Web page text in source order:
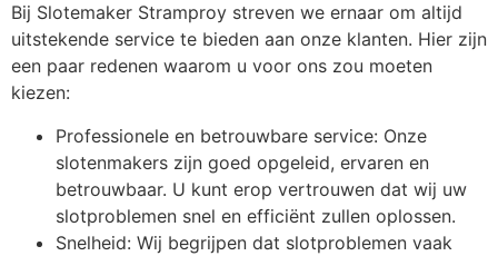
Bij Slotemaker Stramproy streven we ernaar om altijd
uitstekende service te bieden aan onze klanten. Hier zijn
een paar redenen waarom u voor ons zou moeten
kiezen:
Professionele en betrouwbare service: Onze
slotenmakers zijn goed opgeleid, ervaren en
betrouwbaar. U kunt erop vertrouwen dat wij uw
slotproblemen snel en efficiënt zullen oplossen.
Snelheid: Wij begrijpen dat slotproblemen vaak